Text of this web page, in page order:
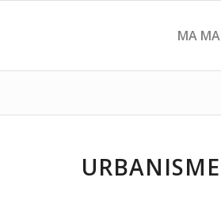
MA
URBANISME